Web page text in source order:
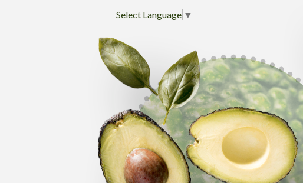
Select Language ▼